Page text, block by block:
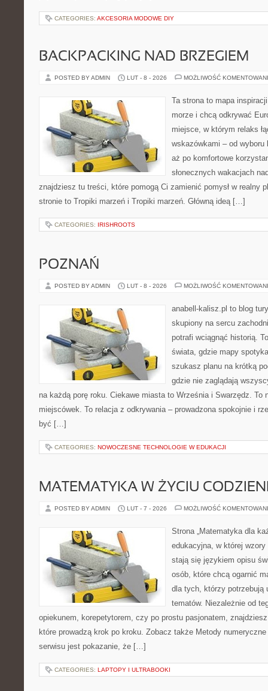
CATEGORIES: AKCESORIA MODOWE DIY
BACKPACKING NAD BRZEGIEM
POSTED BY ADMIN LUT - 8 - 2026 MOŻLIWOŚĆ
Ta strona to mapa
morze i chcą odkrywać
miejsce, w którym relaks
wskazówkami – od wyboru
aż po komfortowe
słonecznych wakacjach
znajdziesz tu treści, które pomogą Ci zamienić pomysł w realny
stronie to Tropiki marzeń i Tropiki marzeń. Główną ideą […]
CATEGORIES: IRISHROOTS
POZNAŃ
POSTED BY ADMIN LUT - 8 - 2026 MOŻLIWOŚĆ
anabell-kalisz.pl to blog
skupiony na sercu
potrafi wciągnąć historią.
świata, gdzie mapy
szukasz planu na krótką
gdzie nie zaglądają
na każdą porę roku. Ciekawe miasta to Września i Swarzędz. To
miejscówek. To relacja z odkrywania – prowadzona spokojnie i
być […]
CATEGORIES: NOWOCZESNE TECHNOLOGIE W EDUKACJI
MATEMATYKA W ŻYCIU
POSTED BY ADMIN LUT - 7 - 2026 MOŻLIWOŚĆ
Strona „Matematyka dla
edukacyjna, w której
stają się językiem opisu
osób, które chcą ogarnić
dla tych, którzy potrzebują
tematów. Niezależnie od
opiekunem, korepetytorem, czy po prostu pasjonatem,
które prowadzą krok po kroku. Zobacz także Metody
serwisu jest pokazanie, że […]
CATEGORIES: LAPTOPY I ULTRABOOKI